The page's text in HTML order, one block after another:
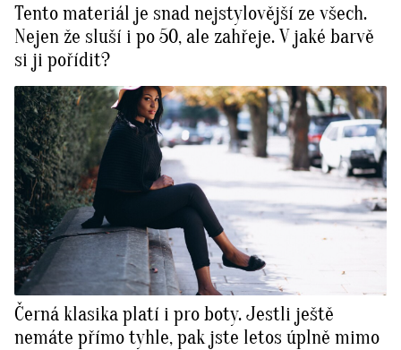
Tento materiál je snad nejstylovější ze všech.
Nejen že sluší i po 50, ale zahřeje. V jaké barvě
si ji pořídit?
Černá klasika platí i pro boty. Jestli ještě
nemáte přímo tyhle, pak jste letos úplně mimo